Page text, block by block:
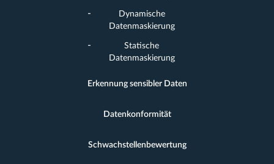
Dynamische
Datenmaskierung
Statische
Datenmaskierung
Erkennung sensibler Daten
Datenkonformität
Schwachstellenbewertung